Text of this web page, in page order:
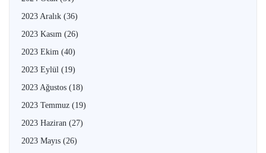
2023 Aralık (36)
2023 Kasım (26)
2023 Ekim (40)
2023 Eylül (19)
2023 Ağustos (18)
2023 Temmuz (19)
2023 Haziran (27)
2023 Mayıs (26)